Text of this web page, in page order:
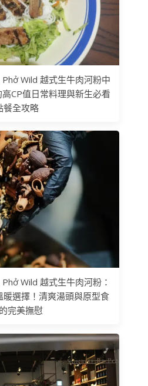
Wild 越式生牛肉河粉中
CP值日常料理與新生必看
餐全攻略
Wild 越式生牛肉河粉：
選擇！清爽湯頭與原型食
完美撫慰